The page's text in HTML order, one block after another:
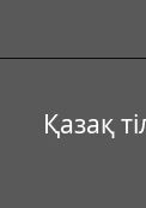
Қазақ